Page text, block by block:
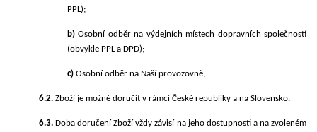
PPL);
b) Osobní odběr na výdejních místech dopravních společností
(obvykle PPL a DPD);
c) Osobní odběr na Naší provozovně;
6.2. Zboží je možné doručit v rámci České republiky a na Slovensko.
6.3.Doba doručení Zboží vždy závisí na jeho dostupnosti a na zvoleném